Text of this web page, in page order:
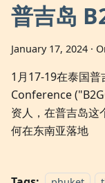
普吉岛
January 17, 2024 ·
1月17-19在泰国
Conference
资人，在普吉岛这
何在东南亚落地